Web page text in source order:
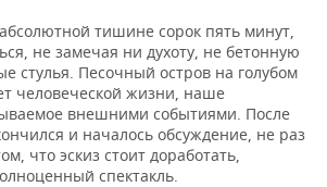
тишине сорок пять минут,
не замечая ни духоту, не бетонную
стулья. Песочный остров на голубом
человеческой жизни, наше
внешними событиями. После
и началось обсуждение, не раз
что эскиз стоит доработать,
спектакль.